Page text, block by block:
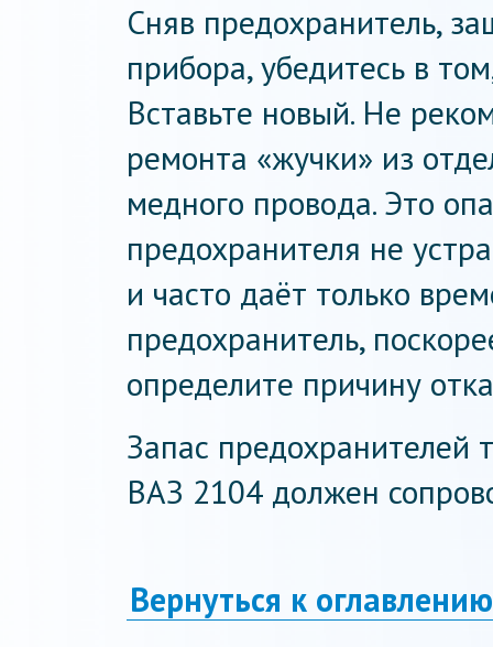
Сняв предохранитель,
прибора, убедитесь в
Вставьте новый. Не
ремонта «жучки» из
медного провода. Это
предохранителя не
и часто даёт только
предохранитель,
определите причину
Запас предохранителей
ВАЗ 2104 должен
Вернуться к оглавлению